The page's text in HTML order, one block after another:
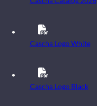
Kontakt
Cascha Logo White
Cascha Logo Black